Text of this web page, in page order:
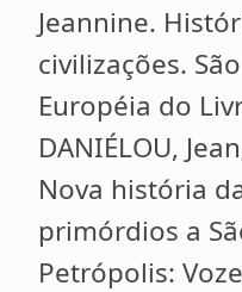
Jeannine.
civilizações.
Européia do
DANIÉLOU,
Nova história
primórdios a
Petrópolis: